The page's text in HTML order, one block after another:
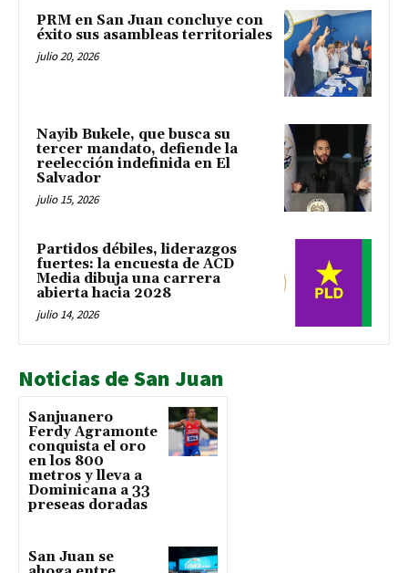
PRM en San Juan concluye con
éxito sus asambleas territoriales
julio 20, 2026
Nayib Bukele, que busca su
tercer mandato, defiende la
reelección indefinida en El
Salvador
julio 15, 2026
Partidos débiles, liderazgos
fuertes: la encuesta de ACD
Media dibuja una carrera
abierta hacia 2028
julio 14, 2026
Noticias de San Juan
Sanjuanero
Ferdy Agramonte
conquista el oro
en los 800
metros y lleva a
Dominicana a 33
preseas doradas
San Juan se